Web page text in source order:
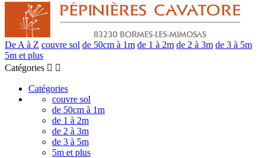
De A à Z couvre sol de 50cm à 1m de 1 à 2m de 2 à 3m de 3 à 5m
5m et plus
Catégories  
Catégories
couvre sol
de 50cm à 1m
de 1 à 2m
de 2 à 3m
de 3 à 5m
5m et plus